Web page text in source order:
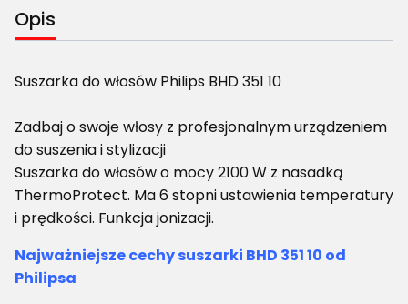
Opis
Suszarka do włosów Philips BHD 351 10
Zadbaj o swoje włosy z profesjonalnym urządzeniem
do suszenia i stylizacji
Suszarka do włosów o mocy 2100 W z nasadką
ThermoProtect. Ma 6 stopni ustawienia temperatury
i prędkości. Funkcja jonizacji.
Najważniejsze cechy suszarki BHD 351 10 od
Philipsa